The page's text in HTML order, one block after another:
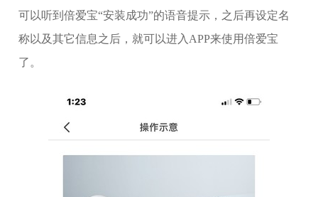
可以听到倍爱宝“安装成功”的语音提示，之后再设定名
称以及其它信息之后，就可以进入APP来使用倍爱宝
了。